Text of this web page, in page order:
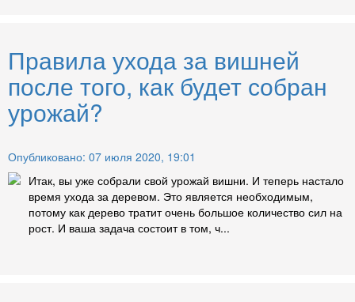
Правила ухода за вишней
после того, как будет собран
урожай?
Опубликовано: 07 июля 2020, 19:01
Итак, вы уже собрали свой урожай вишни. И теперь настало
время ухода за деревом. Это является необходимым,
потому как дерево тратит очень большое количество сил на
рост. И ваша задача состоит в том, ч...